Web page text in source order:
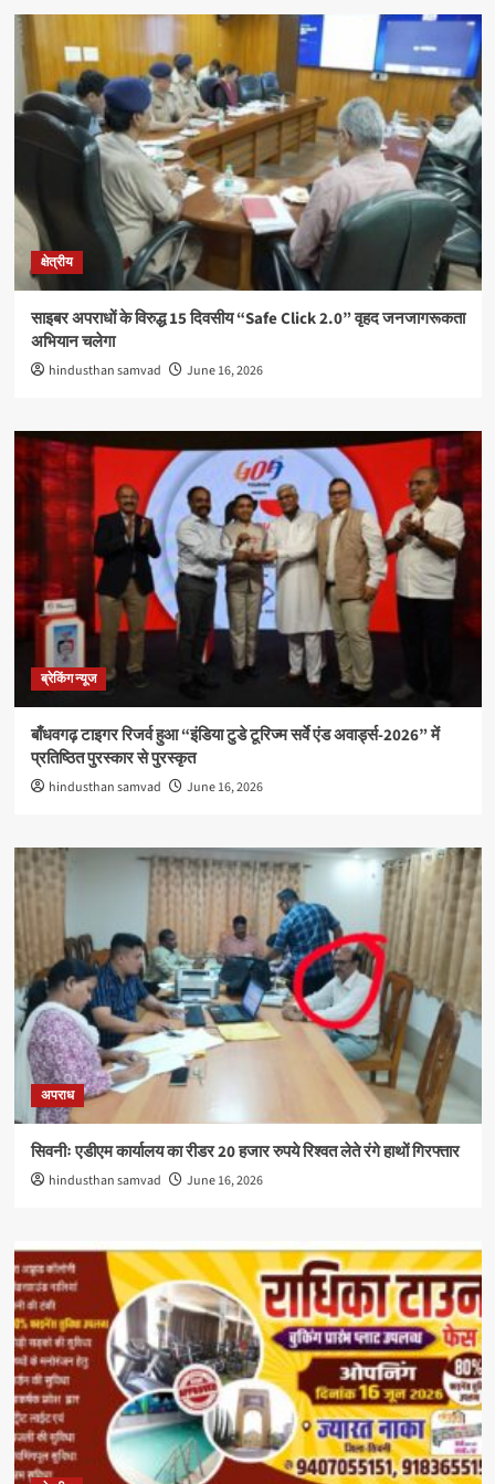
क्षेत्रीय
साइबर अपराधों के विरुद्ध 15 दिवसीय “Safe Click 2.0” वृहद जनजागरूकता
अभियान चलेगा
hindusthan samvad June 16, 2026
ब्रेकिंग न्यूज
बाँधवगढ़ टाइगर रिजर्व हुआ “इंडिया टुडे टूरिज्म सर्वे एंड अवार्ड्स-2026” में
प्रतिष्ठित पुरस्कार से पुरस्कृत
hindusthan samvad June 16, 2026
अपराध
सिवनीः एडीएम कार्यालय का रीडर 20 हजार रुपये रिश्वत लेते रंगे हाथों गिरफ्तार
hindusthan samvad June 16, 2026